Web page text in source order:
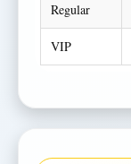
Regular
VIP